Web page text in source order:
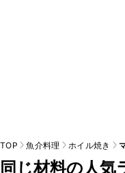
TOP 魚介料理 ホイル焼き
同じ材料の人気